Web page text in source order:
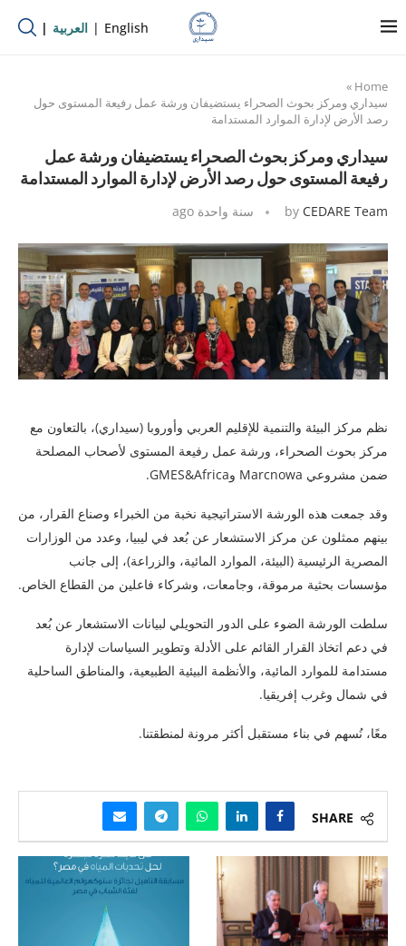
English العربية
Home
»
سيداري ومركز بحوث الصحراء يستضيفان ورشة عمل رفيعة المستوى حول
رصد الأرض لإدارة الموارد المستدامة
سيداري ومركز بحوث الصحراء يستضيفان ورشة عمل
رفيعة المستوى حول رصد الأرض لإدارة الموارد المستدامة
by CEDARE Team سنة واحدة ago
نظم مركز البيئة والتنمية للإقليم العربي وأوروبا (سيداري)، بالتعاون مع
مركز بحوث الصحراء، ورشة عمل رفيعة المستوى لأصحاب المصلحة
ضمن مشروعي Marcnowa وGMES&Africa.
وقد جمعت هذه الورشة الاستراتيجية نخبة من الخبراء وصناع القرار، من
بينهم ممثلون عن مركز الاستشعار عن بُعد في ليبيا، وعدد من الوزارات
المصرية الرئيسية (البيئة، الموارد المائية، والزراعة)، إلى جانب
مؤسسات بحثية مرموقة، وجامعات، وشركاء فاعلين من القطاع الخاص.
سلطت الورشة الضوء على الدور التحويلي لبيانات الاستشعار عن بُعد
في دعم اتخاذ القرار القائم على الأدلة وتطوير السياسات لإدارة
مستدامة للموارد المائية، والأنظمة البيئية الطبيعية، والمناطق الساحلية
في شمال وغرب إفريقيا.
معًا، نُسهم في بناء مستقبل أكثر مرونة لمنطقتنا.
SHARE